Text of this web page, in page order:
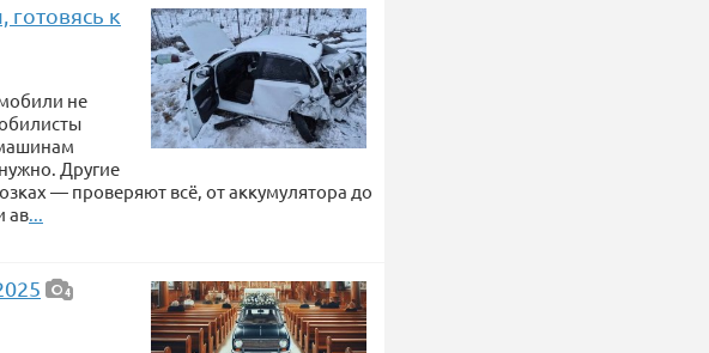
к
не
Другие
— проверяют всё, от аккумулятора до
ав...
4